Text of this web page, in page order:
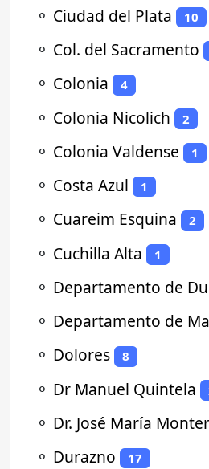
⚬ Ciudad del Plata 10
⚬ Col. del Sacramento
⚬ Colonia 4
⚬ Colonia Nicolich 2
⚬ Colonia Valdense 1
⚬ Costa Azul 1
⚬ Cuareim Esquina 2
⚬ Cuchilla Alta 1
⚬ Departamento de
⚬ Departamento de
⚬ Dolores 8
⚬ Dr Manuel Quintela
⚬ Dr. José María
⚬ Durazno 17